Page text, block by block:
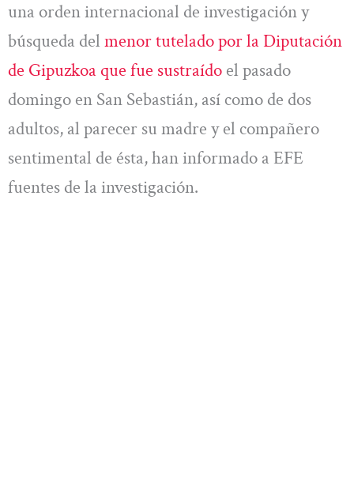
una orden internacional de investigación y
búsqueda del menor tutelado por la Diputación
de Gipuzkoa que fue sustraído el pasado
domingo en San Sebastián, así como de dos
adultos, al parecer su madre y el compañero
sentimental de ésta, han informado a EFE
fuentes de la investigación.